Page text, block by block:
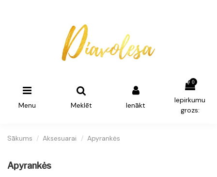
Menu Meklēt Ienākt
0
Iepirkumu
grozs:
Sākums Aksesuarai Apyrankės
Apyrankės